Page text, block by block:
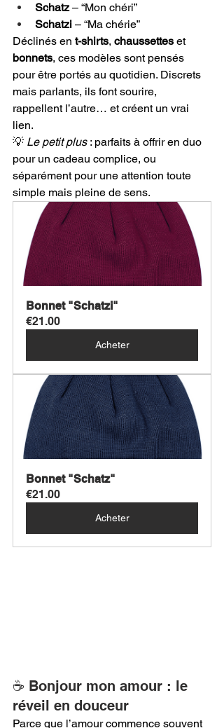
Schatz – “Mon chéri”
Schatzi – “Ma chérie”
Déclinés en t-shirts, chaussettes et
bonnets, ces modèles sont pensés
pour être portés au quotidien. Discrets
mais parlants, ils font sourire,
rappellent l’autre… et créent un vrai
lien.
💡 Le petit plus : parfaits à offrir en duo
pour un cadeau complice, ou
séparément pour une attention toute
simple mais pleine de sens.
Bonnet "Schatzi"
€21.00
Acheter
Bonnet "Schatz"
€21.00
Acheter
☕ Bonjour mon amour : le
réveil en douceur
Parce que l’amour commence souvent